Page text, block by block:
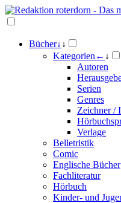
Bücher↓ ↓
Kategorien ← ↓
Autoren
Serien
Genres
Zeichner /
Verlage
Belletristik
Comic
Englische Bücher
Fachliteratur
Hörbuch
Kinder- und